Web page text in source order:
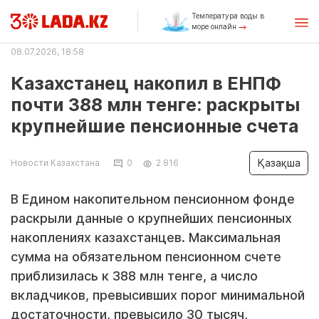
Температура воды в
море онлайн
08.07.2026, 18:58
Казахстанец накопил в ЕНПФ
почти 388 млн тенге: раскрыты
крупнейшие пенсионные счета
Новости Казахстана 0 2 816 Қазақша
В Едином накопительном пенсионном фонде
раскрыли данные о крупнейших пенсионных
накоплениях казахстанцев. Максимальная
сумма на обязательном пенсионном счете
приблизилась к 388 млн тенге, а число
вкладчиков, превысивших порог минимальной
достаточности, превысило 30 тысяч,